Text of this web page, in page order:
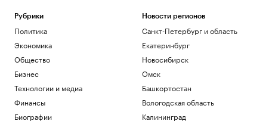
Рубрики
Политика
Экономика
Общество
Бизнес
Технологии и медиа
Финансы
Биографии
Новости регионов
Санкт-Петербург и область
Екатеринбург
Новосибирск
Омск
Башкортостан
Вологодская область
Калининград